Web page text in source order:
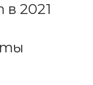
2021